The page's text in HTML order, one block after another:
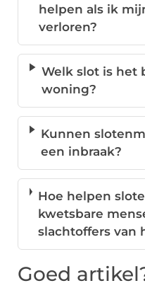
helpen als ik
verloren?
Welk slot is het
woning?
Kunnen
een inbraak?
Hoe helpen
kwetsbare
slachtoffers van
Goed